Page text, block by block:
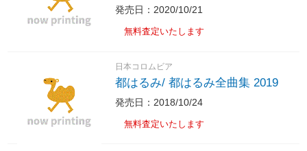
発売日：2020/10/21
無料査定いたします
日本コロムビア
都はるみ/ 都はるみ全曲集 2019
発売日：2018/10/24
無料査定いたします